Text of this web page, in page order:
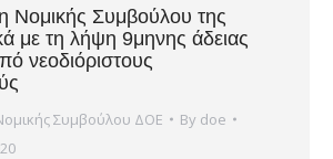
Νομικής Συμβούλου της
με τη λήψη 9μηνης άδειας
νεοδιόριστους
Συμβούλου ΔΟΕ By doe